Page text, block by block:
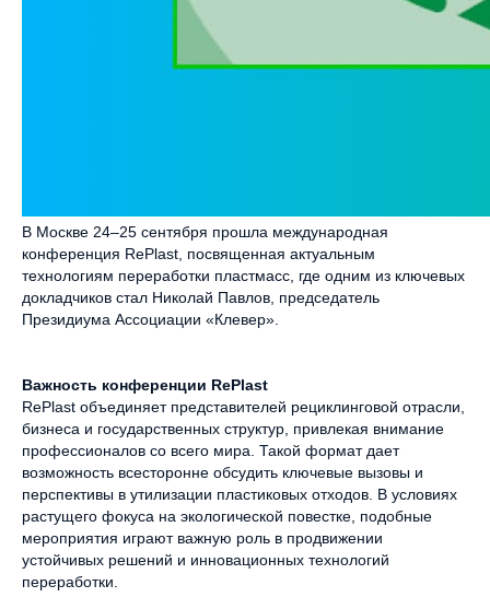
В Москве 24–25 сентября прошла международная
конференция RePlast, посвященная актуальным
технологиям переработки пластмасс, где одним из ключевых
докладчиков стал Николай Павлов, председатель
Президиума Ассоциации «Клевер».
Важность конференции RePlast
RePlast объединяет представителей рециклинговой отрасли,
бизнеса и государственных структур, привлекая внимание
профессионалов со всего мира. Такой формат дает
возможность всесторонне обсудить ключевые вызовы и
перспективы в утилизации пластиковых отходов. В условиях
растущего фокуса на экологической повестке, подобные
мероприятия играют важную роль в продвижении
устойчивых решений и инновационных технологий
переработки.